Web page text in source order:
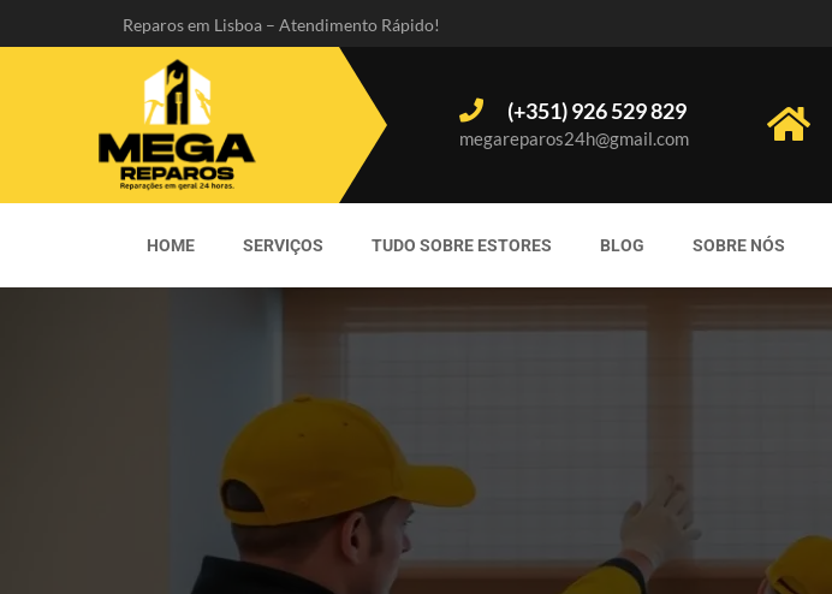
Reparos em Lisboa – Atendimento Rápido!
(+351) 926 529 829
megareparos24h@gmail.com
HOME SERVIÇOS TUDO SOBRE ESTORES BLOG SOBRE NÓS